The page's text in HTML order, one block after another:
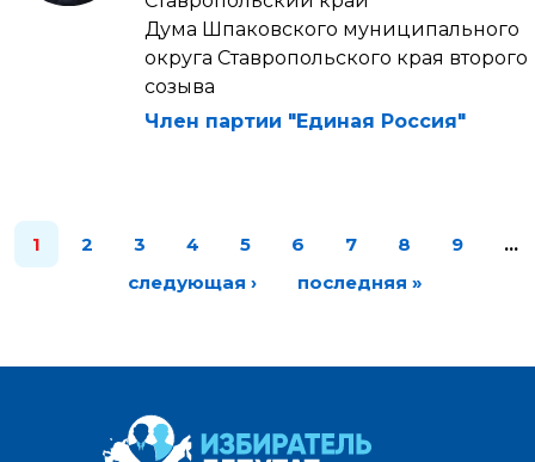
Дума Шпаковского муниципального
округа Ставропольского края второго
созыва
Член партии "Единая Россия"
1 2 3 4 5 6 7 8 9
…
следующая ›
последняя »